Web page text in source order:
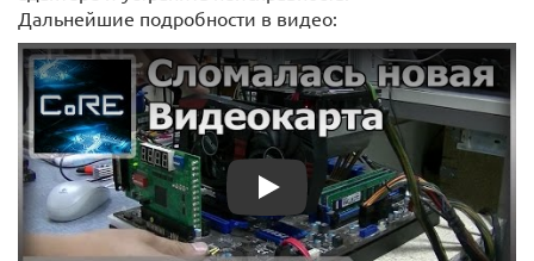
Дальнейшие подробности в видео:
Play